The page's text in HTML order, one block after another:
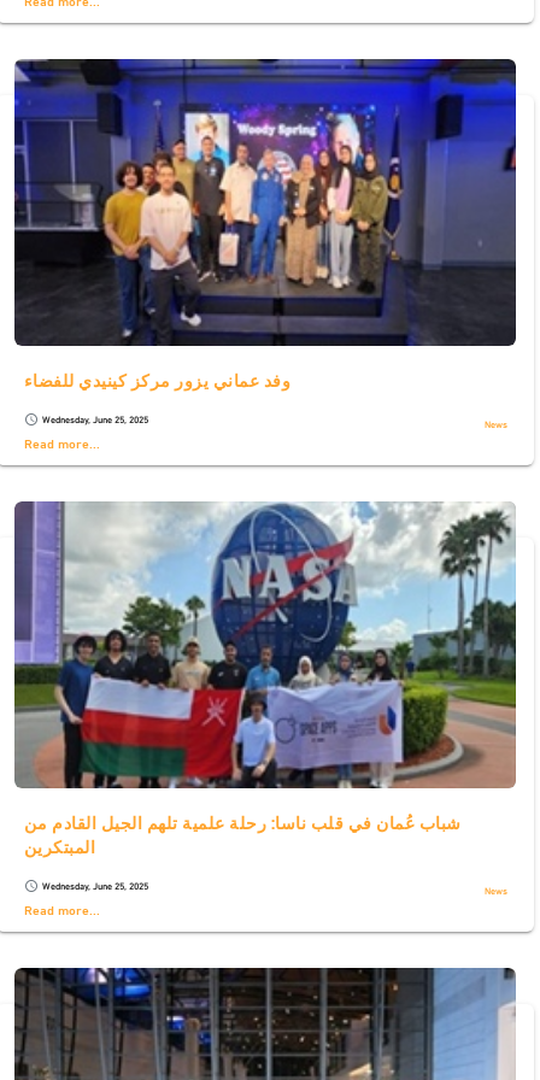
وفد عماني يزور مركز كينيدي للفضاء
schedule Wednesday, June 25, 2025 News
Read more...
شباب عُمان في قلب ناسا: رحلة علمية تلهم الجيل القادم من
المبتكرين
schedule Wednesday, June 25, 2025 News
Read more...